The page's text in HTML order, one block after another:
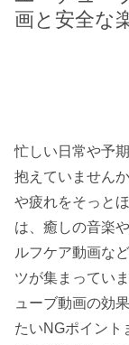
画と安全な
忙しい日常や予
抱えていません
や疲れをそっと
は、癒しの音楽
ルフケア動画な
ツが集まってい
ューブ動画の効
たいNGポイント